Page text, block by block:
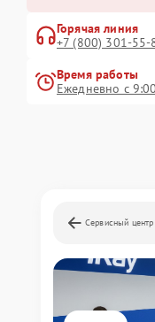
Горячая линия
+7 (800) 301-55-
Время работы
Ежедневно с
Сервисный